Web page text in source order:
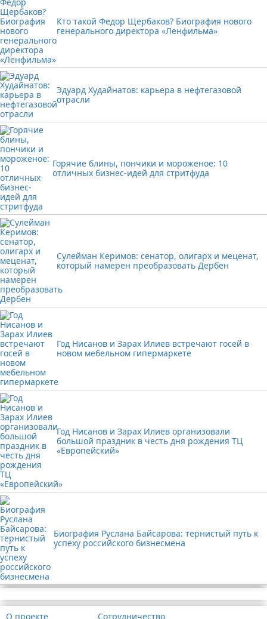
Кто такой Федор Щербаков? Биография нового
генерального директора «Ленфильма»
Эдуард Худайнатов: карьера в нефтегазовой
отрасли
Горячие блины, пончики и мороженое: 10
отличных бизнес-идей для стритфуда
Сулейман Керимов: сенатор, олигарх и меценат,
который намерен преобразовать Дербен
Год Нисанов и Зарах Илиев встречают госей в
новом мебельном гипермаркете
Год Нисанов и Зарах Илиев организовали
большой праздник в честь дня рождения ТЦ
«Европейский»
Биография Руслана Байсарова: тернистый путь к
успеху российского бизнесмена
О проекте Сотрудничество